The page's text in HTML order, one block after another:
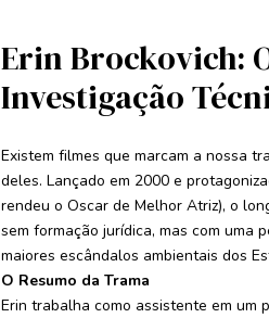
Erin Brockovich:
Investigação
Existem filmes que marcam a nossa
deles. Lançado em 2000 e
rendeu o Oscar de Melhor Atriz), o
sem formação jurídica, mas com uma
maiores escândalos ambientais dos
O Resumo da Trama
Erin trabalha como assistente em um